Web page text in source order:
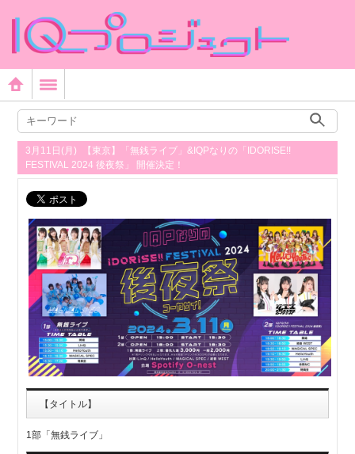
3月11日(月) 【東京】「無銭ライブ」&IQPなりの「IDORISE!!
FESTIVAL 2024 後夜祭」 開催決定！
【タイトル】
1部「無銭ライブ」